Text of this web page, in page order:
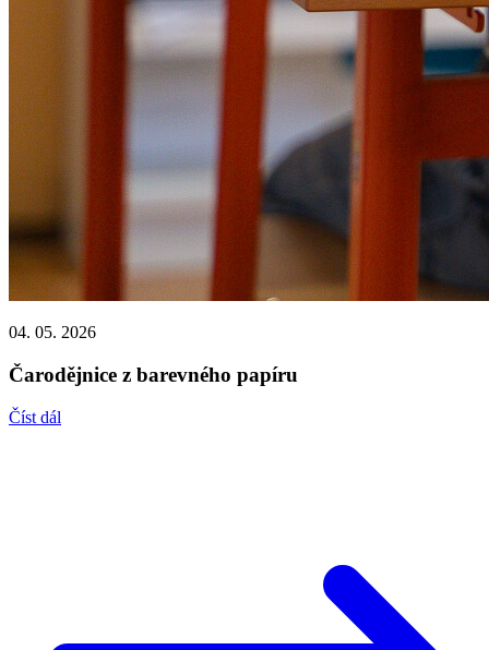
04. 05. 2026
Čarodějnice z barevného papíru
Číst dál